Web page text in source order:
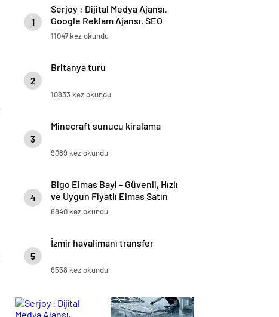
1
Serjoy : Dijital Medya Ajansı,
Google Reklam Ajansı, SEO
Ajansı ve Web Tasarım Ajansı
11047 kez okundu
2
Britanya turu
10833 kez okundu
3
Minecraft sunucu kiralama
9089 kez okundu
4
Bigo Elmas Bayi – Güvenli, Hızlı
ve Uygun Fiyatlı Elmas Satın
Almanın Yeni Adresi
6840 kez okundu
5
İzmir havalimanı transfer
6558 kez okundu